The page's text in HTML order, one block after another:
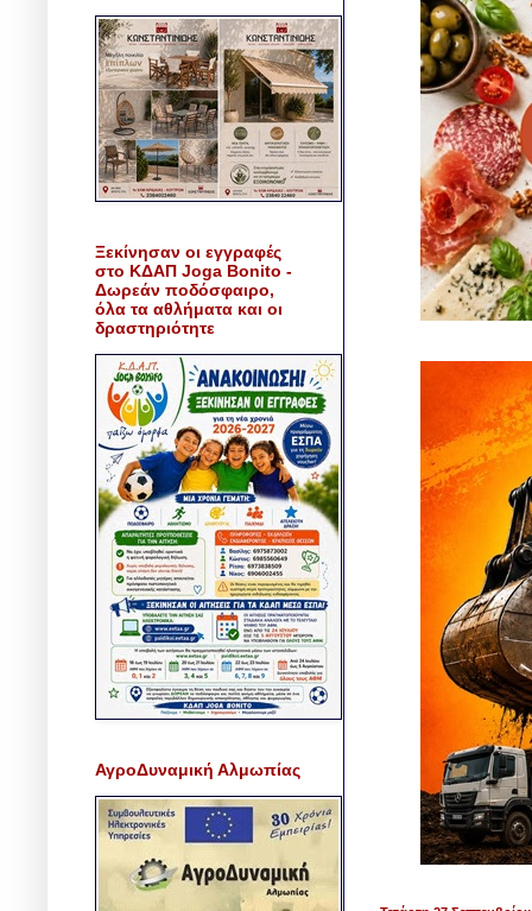
Ξεκίνησαν οι εγγραφές
στο ΚΔΑΠ Joga Bonito -
Δωρεάν ποδόσφαιρο,
όλα τα αθλήματα και οι
δραστηριότητε
ΑγροΔυναμική Αλμωπίας